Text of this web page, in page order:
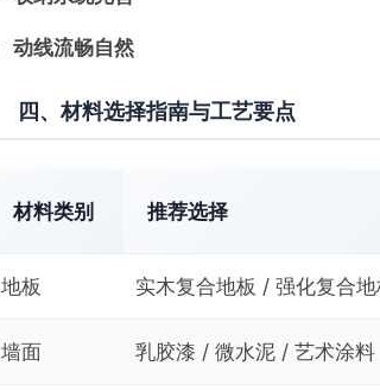
动线流畅自然
四、材料选择指南与工艺要点
材料类别 推荐选择
地板 实木复合地板 / 强化复合地
墙面 乳胶漆 / 微水泥 / 艺术涂料